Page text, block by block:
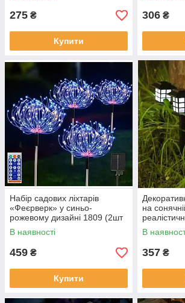
275 ₴
Купити
306 ₴
Набір садових ліхтарів
«Феєрверк» у синьо-
рожевому дизайні 1809 (2шт
в упаковці, ціна за 1шт)
В наявності
459 ₴
Купити
на
двору 9209
В
357 ₴